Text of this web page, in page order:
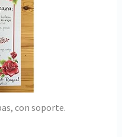
con soporte.